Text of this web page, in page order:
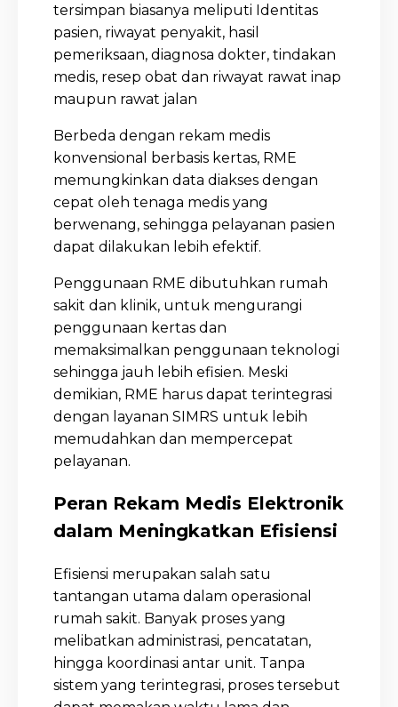
tersimpan biasanya meliputi Identitas
pasien, riwayat penyakit, hasil
pemeriksaan, diagnosa dokter, tindakan
medis, resep obat dan riwayat rawat inap
maupun rawat jalan
Berbeda dengan rekam medis
konvensional berbasis kertas, RME
memungkinkan data diakses dengan
cepat oleh tenaga medis yang
berwenang, sehingga pelayanan pasien
dapat dilakukan lebih efektif.
Penggunaan RME dibutuhkan rumah
sakit dan klinik, untuk mengurangi
penggunaan kertas dan
memaksimalkan penggunaan teknologi
sehingga jauh lebih efisien. Meski
demikian, RME harus dapat terintegrasi
dengan layanan SIMRS untuk lebih
memudahkan dan mempercepat
pelayanan.
Peran Rekam Medis Elektronik
dalam Meningkatkan Efisiensi
Efisiensi merupakan salah satu
tantangan utama dalam operasional
rumah sakit. Banyak proses yang
melibatkan administrasi, pencatatan,
hingga koordinasi antar unit. Tanpa
sistem yang terintegrasi, proses tersebut